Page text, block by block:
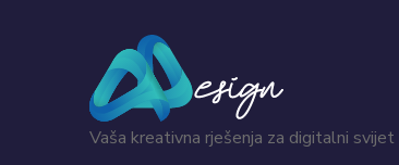
Vaša kreativna rješenja za digitalni svijet